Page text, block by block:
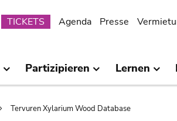
Submenu
TICKETS Agenda Presse
Partizipieren Lernen
Tervuren Xylarium Wood Database